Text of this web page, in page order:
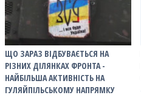
ЩО ЗАРАЗ ВІДБУВАЄТЬСЯ НА
РІЗНИХ ДІЛЯНКАХ ФРОНТА -
НАЙБІЛЬША АКТИВНІСТЬ НА
ГУЛЯЙПІЛЬСЬКОМУ НАПРЯМКУ